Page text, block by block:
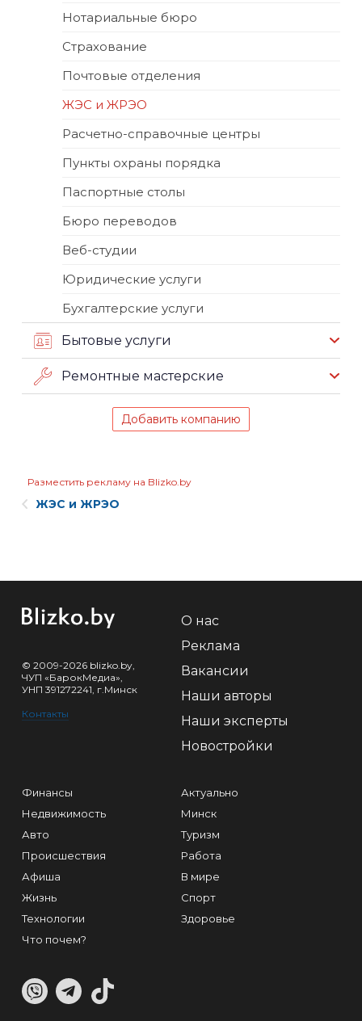
Нотариальные бюро
Страхование
Почтовые отделения
ЖЭС и ЖРЭО
Расчетно-справочные центры
Пункты охраны порядка
Паспортные столы
Бюро переводов
Веб-студии
Юридические услуги
Бухгалтерские услуги
Бытовые услуги
Ремонтные мастерские
Добавить компанию
Разместить рекламу на Blizko.by
ЖЭС и ЖРЭО
© 2009-2026 blizko.by,
ЧУП «БарокМедиа»,
УНП 391272241, г.Минск
Контакты
О нас
Реклама
Вакансии
Наши авторы
Наши эксперты
Новостройки
Финансы
Недвижимость
Авто
Происшествия
Афиша
Жизнь
Технологии
Что почем?
Актуально
Минск
Туризм
Работа
В мире
Спорт
Здоровье